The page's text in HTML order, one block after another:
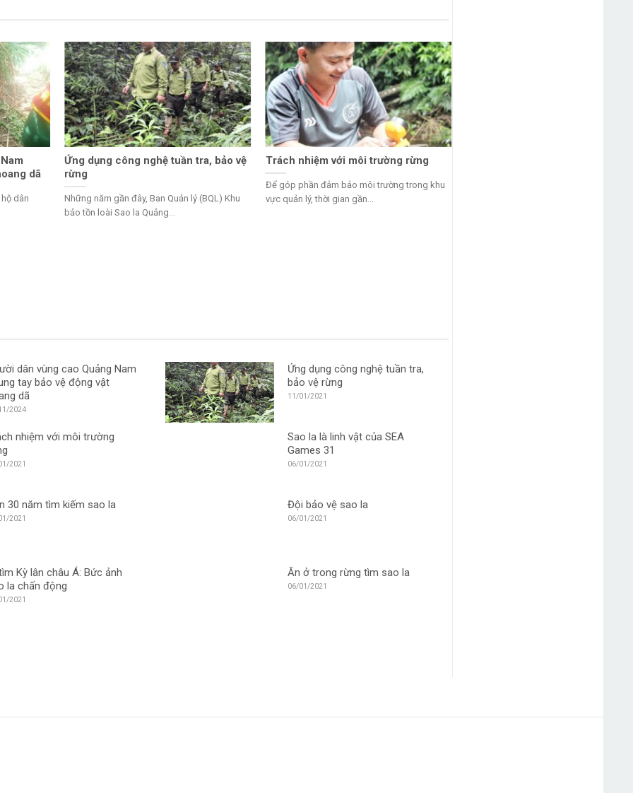
dã
dân
Ứng dụng công nghệ tuần tra, bảo vệ
rừng
Những năm gần đây, Ban Quản lý (BQL) Khu
bảo tồn loài Sao la Quảng...
Trách nhiệm với môi trường rừng
Để góp phần đảm bảo môi trường trong khu
vực quản lý, thời gian gần...
dân vùng cao Quảng Nam
tay bảo vệ động vật
dã
2024
Ứng dụng công nghệ tuần tra,
bảo vệ rừng
11/01/2021
nhiệm với môi trường
2021
Sao la là linh vật của SEA
Games 31
06/01/2021
30 năm tìm kiếm sao la
2021
Đội bảo vệ sao la
06/01/2021
Kỳ lân châu Á:​ Bức ảnh
la chấn động
2021
Ăn ở trong rừng tìm sao la
06/01/2021